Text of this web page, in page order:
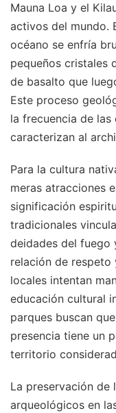
Mauna Loa y el
activos del mundo.
océano se enfría
pequeños cristales
de basalto que
Este proceso
la frecuencia de las
caracterizan al
Para la cultura
meras atracciones
significación
tradicionales
deidades del fuego
relación de respeto
locales intentan
educación cultural
parques buscan
presencia tiene un
territorio
La preservación
arqueológicos en